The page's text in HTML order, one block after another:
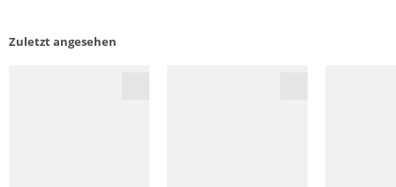
Zuletzt angesehen